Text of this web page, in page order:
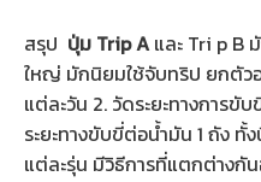
สรุป ปุ่ม Trip Aและ Tri p B
ใหญ่ มักนิยมใช้จับทริป ยกตัวอ
แต่ละวัน 2. วัดระยะทางการขั
ระยะทางขับขี่ต่อน้ำมัน 1 ถัง
แต่ละรุ่น มีวิธีการที่แตกต่างกั